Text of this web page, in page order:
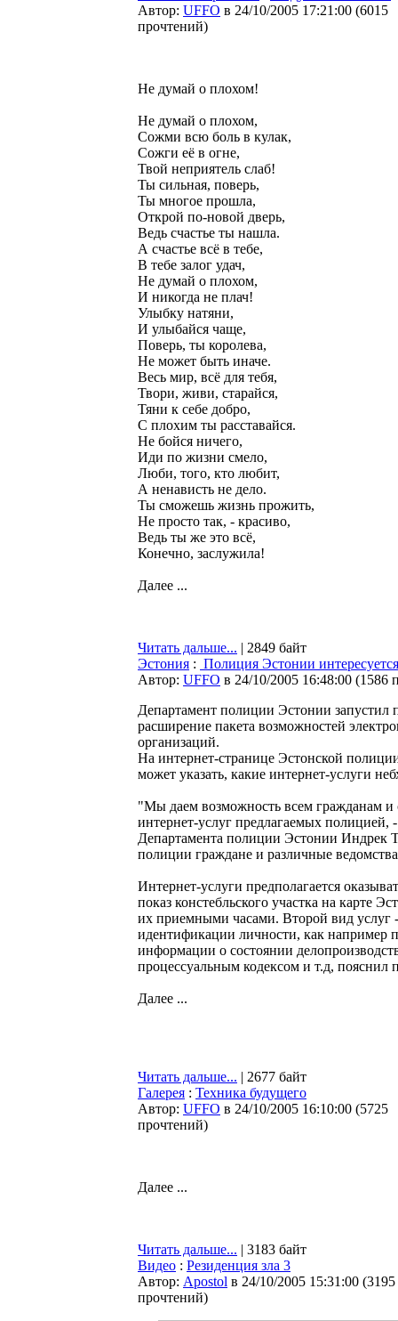
Автор: UFFO в 24/10/2005 17:21:00 (6015
прочтений)
Не думай о плохом!
Не думай о плохом,
Сожми всю боль в кулак,
Сожги её в огне,
Твой неприятель слаб!
Ты сильная, поверь,
Ты многое прошла,
Открой по-новой дверь,
Ведь счастье ты нашла.
А счастье всё в тебе,
В тебе залог удач,
Не думай о плохом,
И никогда не плач!
Улыбку натяни,
И улыбайся чаще,
Поверь, ты королева,
Не может быть иначе.
Весь мир, всё для тебя,
Твори, живи, старайся,
Тяни к себе добро,
С плохим ты расставайся.
Не бойся ничего,
Иди по жизни смело,
Люби, того, кто любит,
А ненависть не дело.
Ты сможешь жизнь прожить,
Не просто так, - красиво,
Ведь ты же это всё,
Конечно, заслужила!
Далее ...
Читать дальше... | 2849 байт
Эстония : Полиция Эстонии
Автор: UFFO в 24/10/2005 16:48:00 (1586
Департамент полиции Эстонии запустил
расширение пакета возможностей
организаций.
На интернет-странице Эстонской
может указать, какие интернет-услуги
"Мы даем возможность всем гражданам и
интернет-услуг предлагаемых полицией,
Департамента полиции Эстонии Индрек
полиции граждане и различные
Интернет-услуги предполагается
показ констебльского участка на карте
их приемными часами. Второй вид услуг
идентификации личности, как например
информации о состоянии
процессуальным кодексом и т.д, пояснил
Далее ...
Читать дальше... | 2677 байт
Галерея : Техника будущего
Автор: UFFO в 24/10/2005 16:10:00 (5725
прочтений)
Далее ...
Читать дальше... | 3183 байт
Видео : Резиденция зла 3
Автор: Apostol в 24/10/2005 15:31:00 (3195
прочтений)